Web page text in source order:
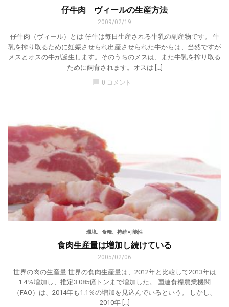
仔牛肉 ヴィールの生産方法
2009/02/19
仔牛肉（ヴィール）とは 仔牛は毎日生産される牛乳の副産物です。 牛
乳を搾り取るために妊娠させられ出産させられた牛からは、当然ですが
メスとオスの牛が誕生します。そのうちのメスは、また牛乳を搾り取る
ために飼育されます。オスは […]
chat_bubble 0 コメント
環境、食糧、持続可能性
食肉生産量は増加し続けている
2005/02/06
世界の肉の生産量 世界の食肉生産量は、2012年と比較して2013年は
1.4％増加し、推定3.085億トンまで増加した。 国連食糧農業機関
（FAO）は、2014年も1.1％の増加を見込んでいるという。 しかし、
2010年 […]